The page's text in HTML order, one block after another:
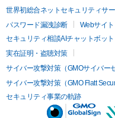
世界初総合ネットセキュリティサ
パスワード漏洩診断
Webサイ
セキュリティ相談AIチャットボット
実在証明・盗聴対策
サイバー攻撃対策（GMOサイバー
サイバー攻撃対策（GMO Flatt
セキュリティ事業の軌跡